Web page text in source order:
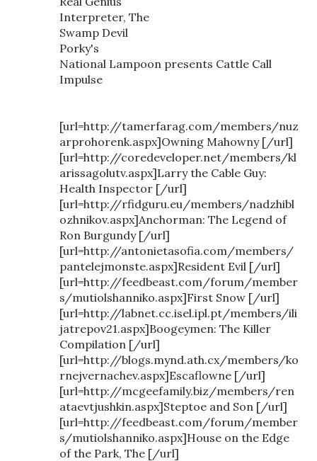
Interpreter, The
Swamp Devil
Porky's
National Lampoon presents Cattle Call
Impulse
[url=http://tamerfarag.com/members/nuz
arprohorenk.aspx]Owning Mahowny [/url]
[url=http://coredeveloper.net/members/kl
arissagolutv.aspx]Larry the Cable Guy:
Health Inspector [/url]
[url=http://rfidguru.eu/members/nadzhibl
ozhnikov.aspx]Anchorman: The Legend of
Ron Burgundy [/url]
[url=http://antonietasofia.com/members/
pantelejmonste.aspx]Resident Evil [/url]
[url=http://feedbeast.com/forum/member
s/mutiolshanniko.aspx]First Snow [/url]
[url=http://labnet.cc.isel.ipl.pt/members/ili
jatrepov21.aspx]Boogeymen: The Killer
Compilation [/url]
[url=http://blogs.mynd.ath.cx/members/ko
rnejvernachev.aspx]Escaflowne [/url]
[url=http://mcgeefamily.biz/members/ren
ataevtjushkin.aspx]Steptoe and Son [/url]
[url=http://feedbeast.com/forum/member
s/mutiolshanniko.aspx]House on the Edge
of the Park, The [/url]